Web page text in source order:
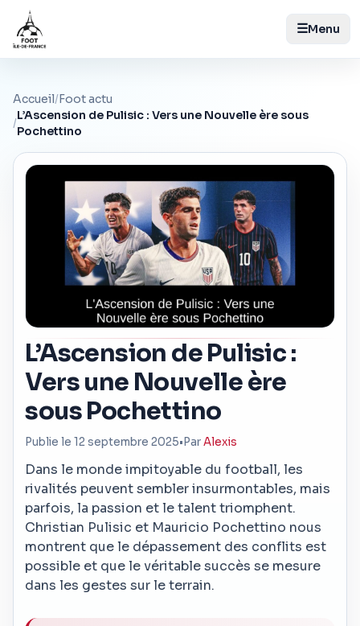
☰Menu
Accueil/Foot actu
/
L’Ascension de Pulisic : Vers une Nouvelle ère sous
Pochettino
L’Ascension de Pulisic :
Vers une Nouvelle ère
sous Pochettino
Publie le 12 septembre 2025• ParAlexis
Dans le monde impitoyable du football, les
rivalités peuvent sembler insurmontables, mais
parfois, la passion et le talent triomphent.
Christian Pulisic et Mauricio Pochettino nous
montrent que le dépassement des conflits est
possible et que le véritable succès se mesure
dans les gestes sur le terrain.